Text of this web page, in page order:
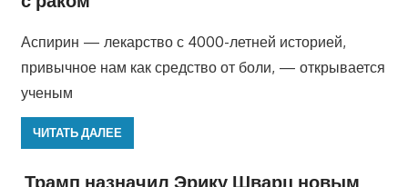
Аспирин — лекарство с 4000-летней историей,
привычное нам как средство от боли, — открывается
ученым
ЧИТАТЬ ДАЛЕЕ
Трамп назначил Эрику Шварц новым